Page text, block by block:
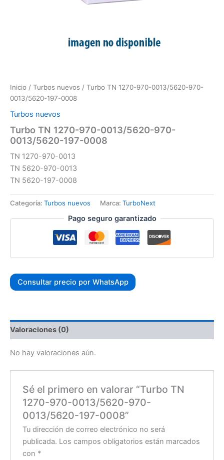
Inicio / Turbos nuevos / Turbo TN 1270-970-0013/5620-970-
0013/5620-197-0008
Turbos nuevos
Turbo TN 1270-970-0013/5620-970-
0013/5620-197-0008
TN 1270-970-0013
TN 5620-970-0013
TN 5620-197-0008
Categoría: Turbos nuevos Marca: TurboNext
Pago seguro garantizado
Consultar precio por WhatsApp
Valoraciones (0)
No hay valoraciones aún.
Sé el primero en valorar “Turbo TN
1270-970-0013/5620-970-
0013/5620-197-0008”
Tu dirección de correo electrónico no será
publicada. Los campos obligatorios están marcados
con *